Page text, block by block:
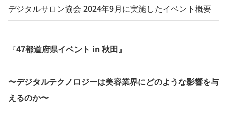
デジタルサロン協会 2024年9月に実施したイベント概要
『47都道府県イベント in 秋田』
〜デジタルテクノロジーは美容業界にどのような影響を与
えるのか〜